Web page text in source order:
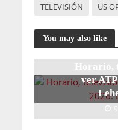
TELEVISIÓN US
You may also like
Horario,
ver